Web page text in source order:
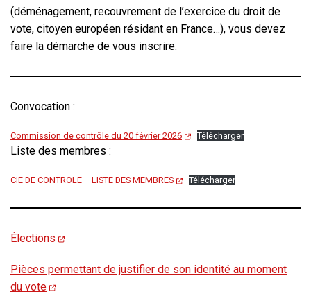
(déménagement, recouvrement de l’exercice du droit de
vote, citoyen européen résidant en France…), vous devez
faire la démarche de vous inscrire.
Convocation :
Commission de contrôle du 20 février 2026 Télécharger
Liste des membres :
CIE DE CONTROLE – LISTE DES MEMBRES Télécharger
Élections
Pièces permettant de justifier de son identité au moment
du vote